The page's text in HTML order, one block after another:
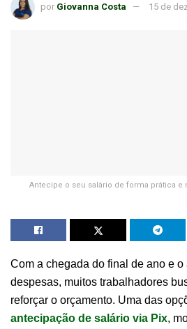
por Giovanna Costa 15 de
Antecipe o seu salário de forma prática e
Com a chegada do final de ano e o
despesas, muitos trabalhadores
reforçar o orçamento. Uma das
antecipação de salário via Pix,